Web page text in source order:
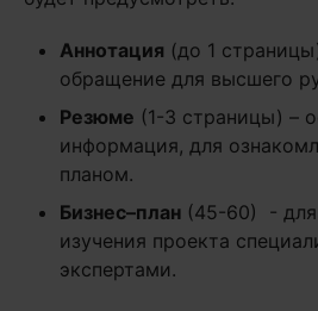
Аннотация (до 1
обращение для высшего
Резюме (1-3 страницы) –
информация, для
планом.
Бизнес–план (45-60) - для
изучения проекта
экспертами.